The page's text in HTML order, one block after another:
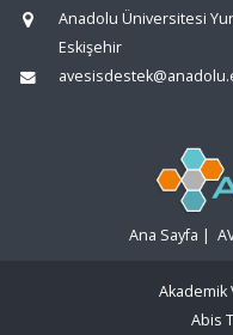
Anadolu Üniversitesi
Eskişehir
Ana Sayfa |
Akademik
Abis